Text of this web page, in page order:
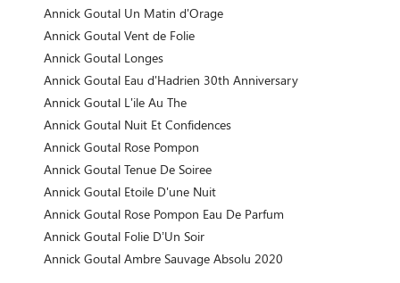
Annick Goutal Un Matin d'Orage
Annick Goutal Vent de Folie
Annick Goutal Longes
Annick Goutal Eau d'Hadrien 30th Anniversary
Annick Goutal L'ile Au The
Annick Goutal Nuit Et Confidences
Annick Goutal Rose Pompon
Annick Goutal Tenue De Soiree
Annick Goutal Etoile D'une Nuit
Annick Goutal Rose Pompon Eau De Parfum
Annick Goutal Folie D’Un Soir
Annick Goutal Ambre Sauvage Absolu 2020